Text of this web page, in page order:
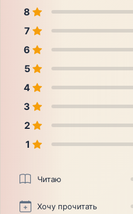
8
7
6
5
4
3
2
1
Читаю
Хочу прочитать